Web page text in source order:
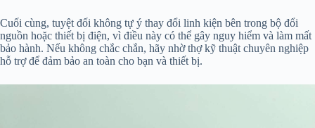
Cuối cùng, tuyệt đối không tự ý thay đổi linh kiện bên trong bộ đổi
nguồn hoặc thiết bị điện, vì điều này có thể gây nguy hiểm và làm mất
bảo hành. Nếu không chắc chắn, hãy nhờ thợ kỹ thuật chuyên nghiệp
hỗ trợ để đảm bảo an toàn cho bạn và thiết bị.